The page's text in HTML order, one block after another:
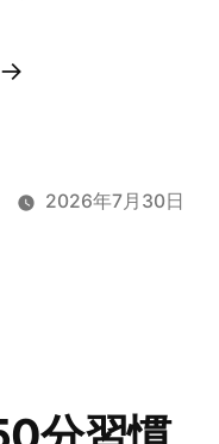
2026年7月30日